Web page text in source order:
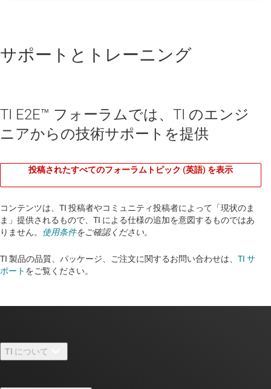
サポートとトレーニング
TI E2E™ フォーラムでは、TI のエンジ
ニアからの技術サポートを提供
投稿されたすべてのフォーラムトピック (英語) を表示
コンテンツは、TI 投稿者やコミュニティ投稿者によって「現状のま
ま」提供されるもので、TI による仕様の追加を意図するものではあ
りません。 使用条件をご確認ください。
TI 製品の品質、パッケージ、ご注文に関するお問い合わせは、 TI サ
ポート をご覧ください。​​​​​​​​​​​​​​
TI について